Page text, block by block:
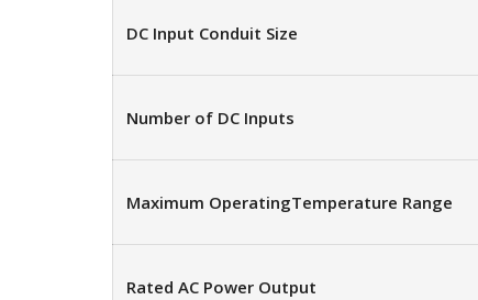
DC Input Conduit Size
Number of DC Inputs
Maximum OperatingTemperature Range
Rated AC Power Output